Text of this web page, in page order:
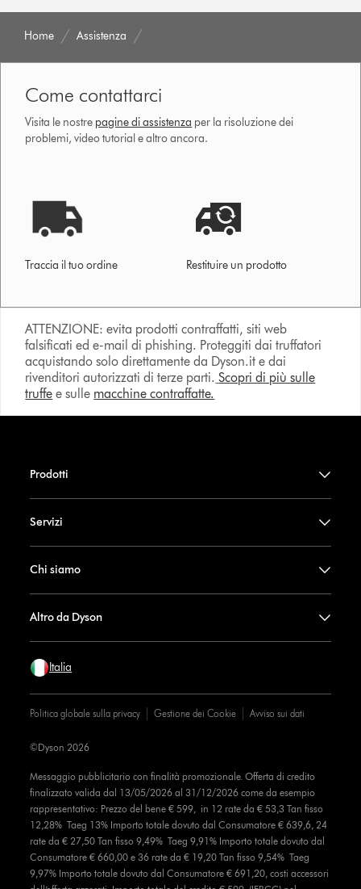
Home Assistenza
Come contattarci
Visita le nostre pagine di assistenza per la risoluzione dei
problemi, video tutorial e altro ancora.
Traccia il tuo ordine Restituire un prodotto
ATTENZIONE: evita prodotti contraffatti, siti web
falsificati ed e-mail di phishing. Proteggiti dai truffatori
acquistando solo direttamente da Dyson.it e dai
rivenditori autorizzati di terze parti. Scopri di più sulle
truffe e sulle macchine contraffatte.
Prodotti
Servizi
Chi siamo
Altro da Dyson
Italia
Politica globale sulla privacy Gestione dei Cookie Avviso sui dati
Messaggio pubblicitario con finalità promozionale. Offerta di credito
finalizzato valida dal 13/05/2026 al 31/12/2026 come da esempio
rappresentativo: Prezzo del bene € 599, in 12 rate da € 53,3 Tan fisso
12,28% Taeg 13% Importo totale dovuto dal Consumatore € 639,6, 24
rate da € 27,50 Tan fisso 9,49% Taeg 9,91% Importo totale dovuto dal
Consumatore € 660,00 e 36 rate da € 19,20 Tan fisso 9,54% Taeg
9,97% Importo totale dovuto dal Consumatore € 691,20, costi accessori
©Dyson 2026